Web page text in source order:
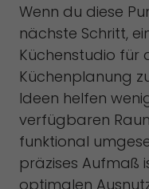
Wenn du diese
nächste Schritt,
Küchenstudio für
Küchenplanung
Ideen helfen
verfügbaren
funktional
präzises Aufmaß
optimalen